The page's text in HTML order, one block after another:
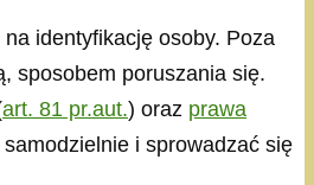
identyfikację osoby. Poza
sposobem poruszania się.
art. 81 pr.aut.) oraz prawa
i sprowadzać się